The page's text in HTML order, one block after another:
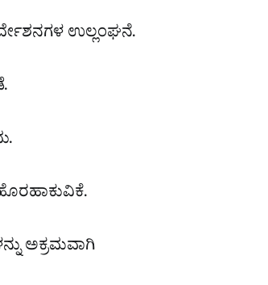
ಉಲ್ಲಂಘನೆ.
ಅಕ್ರಮವಾಗಿ